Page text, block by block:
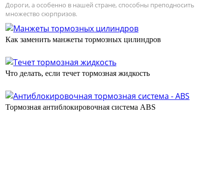
Дороги, а особенно в нашей стране, способны преподносить
множество сюрпризов.
Как заменить манжеты тормозных цилиндров
Что делать, если течет тормозная жидкость
Тормозная антиблокировочная система ABS